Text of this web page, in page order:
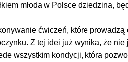
młoda w Polsce dziedzina,
ćwiczeń, które
Z tej idei już wynika, że
wszystkim kondycji, która